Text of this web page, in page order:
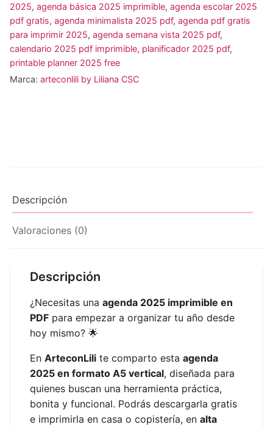
2025, agenda básica 2025 imprimible, agenda escolar 2025
pdf gratis, agenda minimalista 2025 pdf, agenda pdf gratis
para imprimir 2025, agenda semana vista 2025 pdf,
calendario 2025 pdf imprimible, planificador 2025 pdf,
printable planner 2025 free
Marca: arteconlili by Liliana CSC
Descripción
Valoraciones (0)
Descripción
¿Necesitas una agenda 2025 imprimible en
PDF para empezar a organizar tu año desde
hoy mismo? 🌟
En ArteconLili te comparto esta agenda
2025 en formato A5 vertical, diseñada para
quienes buscan una herramienta práctica,
bonita y funcional. Podrás descargarla gratis
e imprimirla en casa o copistería, en alta